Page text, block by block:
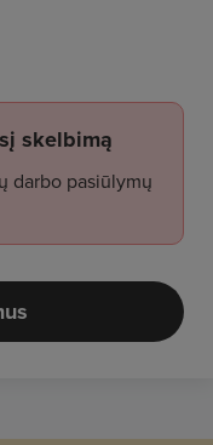
skelbimą
darbo pasiūlymų